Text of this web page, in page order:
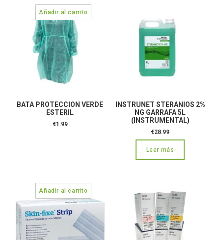
BATA PROTECCION VERDE
ESTERIL
€1.99
INSTRUNET STERANIOS 2%
NG GARRAFA 5L
(INSTRUMENTAL)
€28.99
Leer más